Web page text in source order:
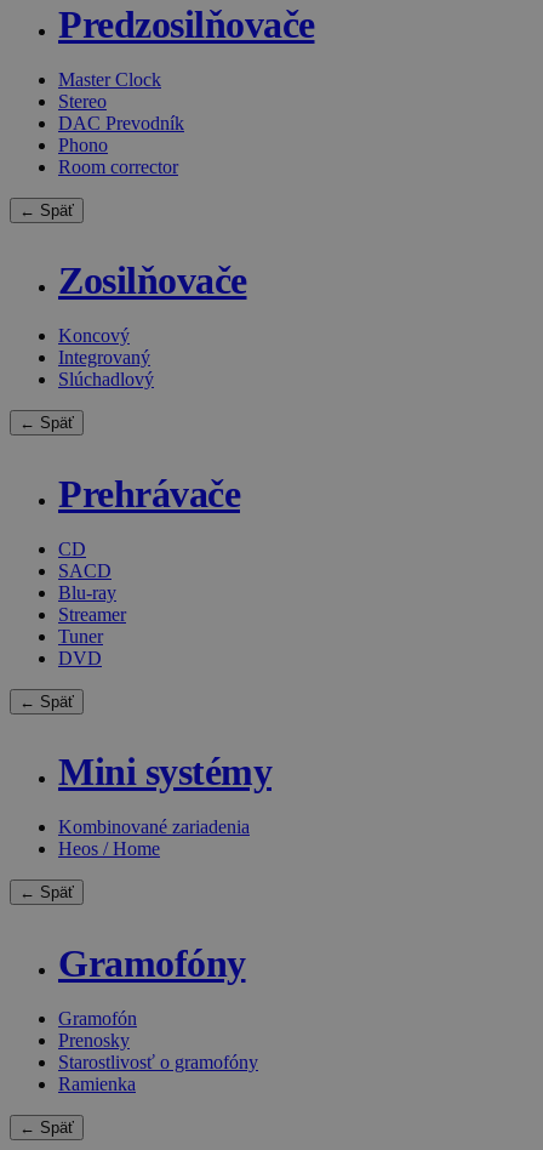
Predzosilňovače
Master Clock
Stereo
DAC Prevodník
Phono
Room corrector
← Späť
Zosilňovače
Koncový
Integrovaný
Slúchadlový
← Späť
Prehrávače
CD
SACD
Blu-ray
Streamer
Tuner
DVD
← Späť
Mini systémy
Kombinované zariadenia
Heos / Home
← Späť
Gramofóny
Gramofón
Prenosky
Starostlivosť o gramofóny
Ramienka
← Späť